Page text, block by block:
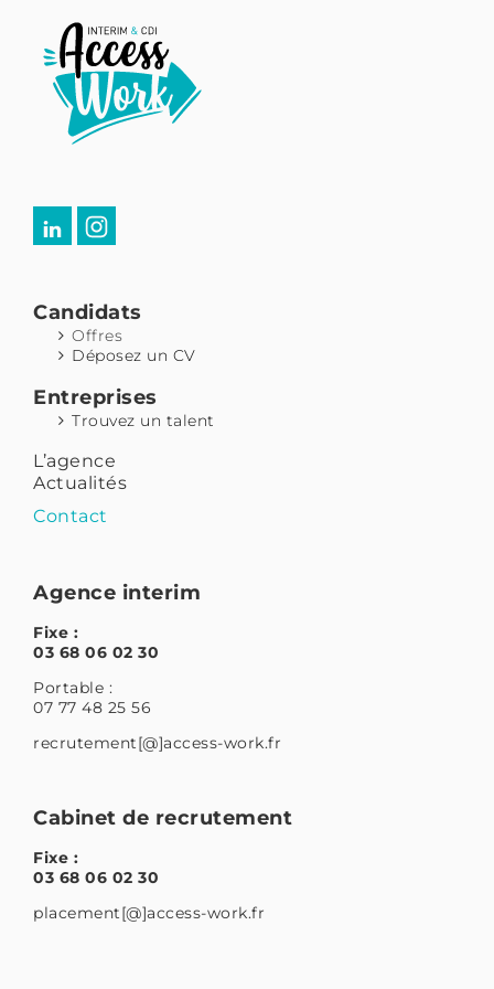
Candidats
Offres
Déposez un CV
Entreprises
Trouvez un talent
L’agence
Actualités
Contact
Agence interim
Fixe :
03 68 06 02 30
Portable :
07 77 48 25 56
recrutement[@]access-work.fr
Cabinet de recrutement
Fixe :
03 68 06 02 30
placement[@]access-work.fr